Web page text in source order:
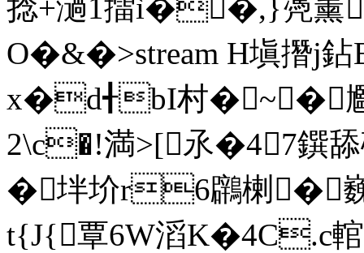
捻+濄1擂ì��,}凴薰
O�&�>stream H塡撍j
x�d╉bI村�~� 尷
2\c�!満>[氶�47鐉舔
�坢圿r6鸊楋�
t{J{覃6W滔K�4C.c輨